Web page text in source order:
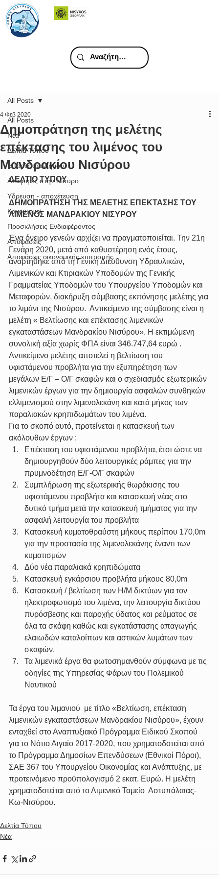
All Posts
Νέα
Δελτία Τύπου
Ιστορία του Δήμου
Αναφορές στην Νίσυρο
Υδρευση - αποχέτευση
Κανονισμοί
Προσκλήσεις Ενδιαφέροντος
Αποφάσεις
Αποφάσεις οικονομικής επιτροπής
All Posts
Δημοπράτηση της μελέτης
επέκτασης του λιμένος του
Μανδρακίου Νισύρου
4 Φεβ 2020
ΔΕΛΤΙΟ ΤΥΠΟΥ
ΔΗΜΟΠΡΑΤΗΣΗ ΤΗΣ ΜΕΛΕΤΗΣ ΕΠΕΚΤΑΣΗΣ ΤΟΥ
ΛΙΜΕΝΟΣ ΜΑΝΔΡΑΚΙΟΥ ΝΙΣΥΡΟΥ
Ένα όνειρο γενεών αρχίζει να πραγματοποιείται. Την 21η
Γενάρη 2020, μετά από καθυστέρηση ενός έτους,
αναρτήθηκε από τη Γενική Διεύθυνση Υδραυλικών,
Λιμενικών και Κτιριακών Υποδομών της Γενικής
Γραμματείας Υποδομών του Υπουργείου Υποδομών και
Μεταφορών, διακήρυξη σύμβασης εκπόνησης μελέτης για
το λιμάνι της Νισύρου.  Αντικείμενο της σύμβασης είναι η
μελέτη « Βελτίωσης και επέκτασης λιμενικών
εγκαταστάσεων Μανδρακίου Νισύρου». Η εκτιμώμενη
συνολική αξία χωρίς ΦΠΑ είναι 346.747,64 ευρώ .
Αντικείμενο μελέτης αποτελεί η βελτίωση του
υφιστάμενου προβλήτα για την εξυπηρέτηση των
μεγάλων Ε/Γ – Ο/Γ σκαφών και ο σχεδιασμός εξωτερικών
λιμενικών έργων για την δημιουργία ασφαλών συνθηκών
ελλιμενισμού στην λιμενολεκάνη και κατά μήκος των
παραλιακών κρηπιδωμάτων του λιμένα.
Για το σκοπό αυτό, προτείνεται η κατασκευή των
ακόλουθων έργων :
Επέκταση του υφιστάμενου προβλήτα, έτσι ώστε να
δημιουργηθούν δύο λειτουργικές ράμπες για την
πρυμνοδέτηση Ε/Γ-Ο/Γ σκαφών
Συμπλήρωση της εξωτερικής θωράκισης του
υφιστάμενου προβλήτα και κατασκευή νέας στο
δυτικό τμήμα μετά την κατασκευή τμήματος για την
ασφαλή λειτουργία του προβλήτα
Κατασκευή κυματοθραύστη μήκους περίπου 170,0m
για την προστασία της λιμενολεκάνης έναντι των
κυματισμών
Δύο νέα παραλιακά κρηπιδώματα
Κατασκευή εγκάρσιου προβλήτα μήκους 80,0m
Κατασκευή / βελτίωση των Η/Μ δικτύων για τον
ηλεκτροφωτισμό του λιμένα, την λειτουργία δικτύου
πυρόσβεσης και παροχής ύδατος και ρεύματος σε
όλα τα σκάφη καθώς και εγκατάστασης απαγωγής
ελαιωδών καταλοίπων και αστικών λυμάτων των
σκαφών.
Τα λιμενικά έργα θα φωτοσημανθούν σύμφωνα με τις
οδηγίες της Υπηρεσίας Φάρων του Πολεμικού
Ναυτικού
Τα έργα του λιμανιού  με τίτλο «Βελτίωση, επέκταση
λιμενικών εγκαταστάσεων Μανδρακίου Νισύρου», έχουν
ενταχθεί στο Αναπτυξιακό Πρόγραμμα Ειδικού Σκοπού
για το Νότιο Αιγαίο 2017-2020, που χρηματοδοτείται από
το Πρόγραμμα Δημοσίων Επενδύσεων (Εθνικοί Πόροι),
ΣΑΕ 367 του Υπουργείου Οικονομίας και Ανάπτυξης, με
προτεινόμενο προϋπολογισμό 2 εκατ. Ευρώ. Η μελέτη
χρηματοδοτείται από το Λιμενικό Ταμείο  Αστυπάλαιας-
Κω-Νισύρου.
Δελτία Τύπου
Νέα